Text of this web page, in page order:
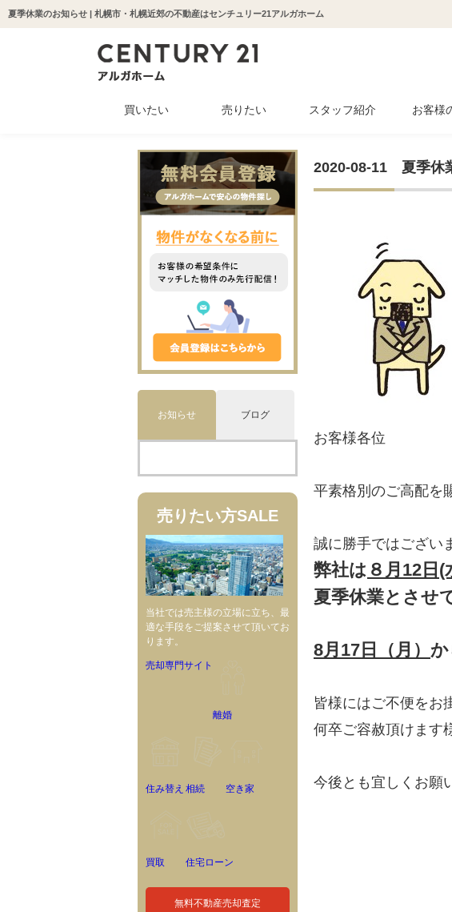
夏季休業のお知らせ | 札幌市・札幌近郊の不動産はセンチュリー21アルガホーム
買いたい
新築一戸建て
中古一戸建て
中古マンション
土地
収益物件
売りたい スタッフ紹介 お客様
2020-08-11 夏季休
お客様各位
平素格別のご高配を
誠に勝手ではござい
弊社は ８月12日(
夏季休業とさせ
8月17日（月）
皆様にはご不便をお
何卒ご容赦頂けます
今後とも宜しくお願
お知らせ ブログ
売りたい方SALE
当社では売主様の立場に立ち、最
適な手段をご提案させて頂いてお
ります。
売却専門サイト
離婚
住み替え 相続 空き家
買取 住宅ローン
無料不動産売却査定